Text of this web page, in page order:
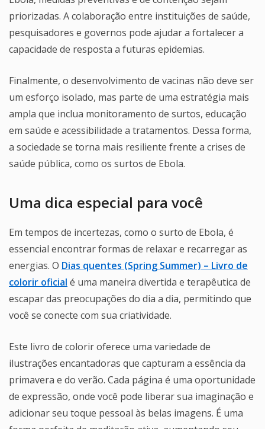
priorizadas. A colaboração entre instituições de saúde,
pesquisadores e governos pode ajudar a fortalecer a
capacidade de resposta a futuras epidemias.
Finalmente, o desenvolvimento de vacinas não deve ser
um esforço isolado, mas parte de uma estratégia mais
ampla que inclua monitoramento de surtos, educação
em saúde e acessibilidade a tratamentos. Dessa forma,
a sociedade se torna mais resiliente frente a crises de
saúde pública, como os surtos de Ebola.
Uma dica especial para você
Em tempos de incertezas, como o surto de Ebola, é
essencial encontrar formas de relaxar e recarregar as
energias. O Dias quentes (Spring Summer) – Livro de
colorir oficial é uma maneira divertida e terapêutica de
escapar das preocupações do dia a dia, permitindo que
você se conecte com sua criatividade.
Este livro de colorir oferece uma variedade de
ilustrações encantadoras que capturam a essência da
primavera e do verão. Cada página é uma oportunidade
de expressão, onde você pode liberar sua imaginação e
adicionar seu toque pessoal às belas imagens. É uma